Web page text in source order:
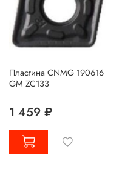
Пластина CNMG 190616
GM ZC133
1 459 ₽